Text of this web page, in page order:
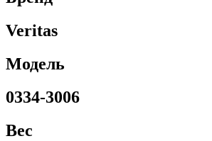
Veritas
Модель
0334-3006
Вес